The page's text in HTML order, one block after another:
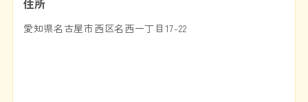
住所
愛知県名古屋市西区名西一丁目17-22